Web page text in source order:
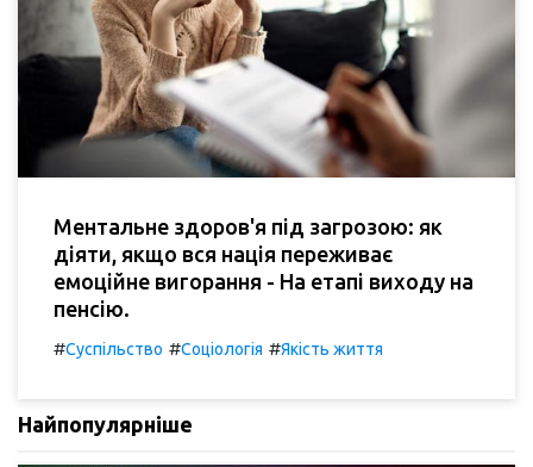
Ментальне здоров'я під загрозою: як
діяти, якщо вся нація переживає
емоційне вигорання - На етапі виходу на
пенсію.
#Суспільство #Соціологія #Якість життя
Найпопулярніше